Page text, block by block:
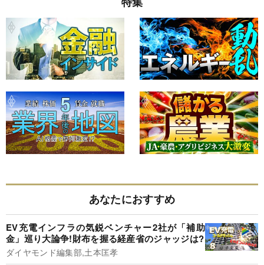
あなたにおすすめ
EV充電インフラの気鋭ベンチャー2社が「補助
金」巡り大論争!財布を握る経産省のジャッジは?
ダイヤモンド編集部,土本匡孝